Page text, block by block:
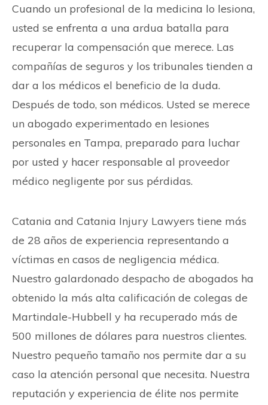
Cuando un profesional de la medicina lo lesiona,
usted se enfrenta a una ardua batalla para
recuperar la compensación que merece. Las
compañías de seguros y los tribunales tienden a
dar a los médicos el beneficio de la duda.
Después de todo, son médicos. Usted se merece
un abogado experimentado en lesiones
personales en Tampa, preparado para luchar
por usted y hacer responsable al proveedor
médico negligente por sus pérdidas.
Catania and Catania Injury Lawyers tiene más
de 28 años de experiencia representando a
víctimas en casos de negligencia médica.
Nuestro galardonado despacho de abogados ha
obtenido la más alta calificación de colegas de
Martindale-Hubbell y ha recuperado más de
500 millones de dólares para nuestros clientes.
Nuestro pequeño tamaño nos permite dar a su
caso la atención personal que necesita. Nuestra
reputación y experiencia de élite nos permite